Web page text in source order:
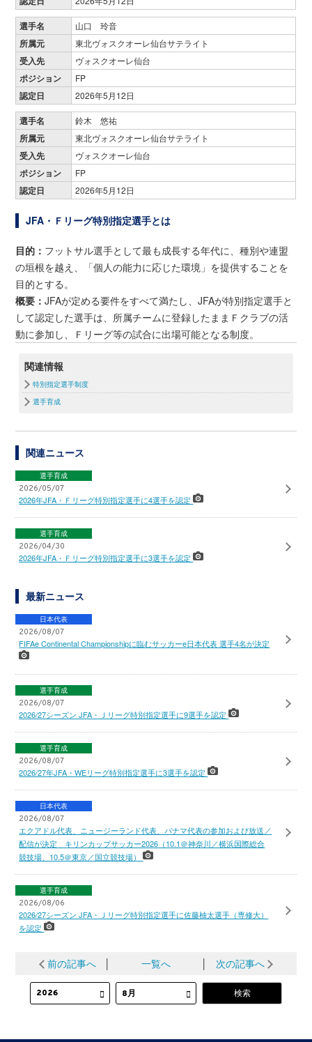
選手名 山口 玲音
所属元 東北ヴォスクオーレ仙台サテライト
受入先 ヴォスクオーレ仙台
ポジション FP
認定日 2026年5月12日
選手名 鈴木 悠祐
所属元 東北ヴォスクオーレ仙台サテライト
受入先 ヴォスクオーレ仙台
ポジション FP
認定日 2026年5月12日
JFA・Ｆリーグ特別指定選手とは
目的： フットサル選手として最も成長する年代に、種別や連盟
の垣根を越え、「個人の能力に応じた環境」を提供することを
目的とする。
概要：JFAが定める要件をすべて満たし、JFAが特別指定選手と
して認定した選手は、所属チームに登録したままＦクラブの活
動に参加し、Ｆリーグ等の試合に出場可能となる制度。
関連情報
特別指定選手制度
選手育成
関連ニュース
選手育成
2026/05/07
2026年JFA・Ｆリーグ特別指定選手に4選手を認定
選手育成
2026/04/30
2026年JFA・Ｆリーグ特別指定選手に3選手を認定
最新ニュース
日本代表
2026/08/07
FIFAe Continental Championshipに臨むサッカーe日本代表 選手4名が決定
選手育成
2026/08/07
2026/27シーズン JFA・Ｊリーグ特別指定選手に9選手を認定
選手育成
2026/08/07
2026/27年JFA・WEリーグ特別指定選手に3選手を認定
日本代表
2026/08/07
エクアドル代表、ニュージーランド代表、パナマ代表の参加および放送／
配信が決定 キリンカップサッカー2026（10.1＠神奈川／横浜国際総合
競技場、10.5＠東京／国立競技場）
選手育成
2026/08/06
2026/27シーズン JFA・Ｊリーグ特別指定選手に佐藤柚太選手（専修大）
を認定
前の記事へ 一覧へ 次の記事へ